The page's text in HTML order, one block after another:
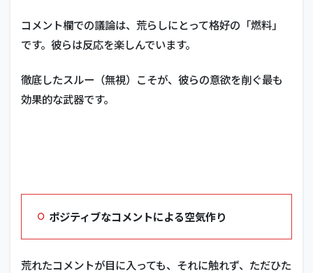
コメント欄での議論は、荒らしにとって格好の「燃料」
です。 彼らは反応を楽しんでいます。
徹底したスルー（無視）こそが、彼らの意欲を削ぐ最も
効果的な武器です。
ポジティブなコメントによる空気作り
荒れたコメントが目に入っても、それに触れず、ただひた